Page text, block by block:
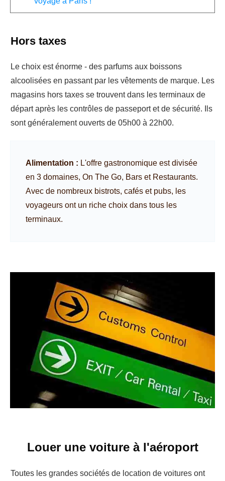
Hors taxes
Le choix est énorme - des parfums aux boissons
alcoolisées en passant par les vêtements de marque. Les
magasins hors taxes se trouvent dans les terminaux de
départ après les contrôles de passeport et de sécurité. Ils
sont généralement ouverts de 05h00 à 22h00.
Alimentation : L'offre gastronomique est divisée
en 3 domaines, On The Go, Bars et Restaurants.
Avec de nombreux bistrots, cafés et pubs, les
voyageurs ont un riche choix dans tous les
terminaux.
Louer une voiture à l'aéroport
Toutes les grandes sociétés de location de voitures ont